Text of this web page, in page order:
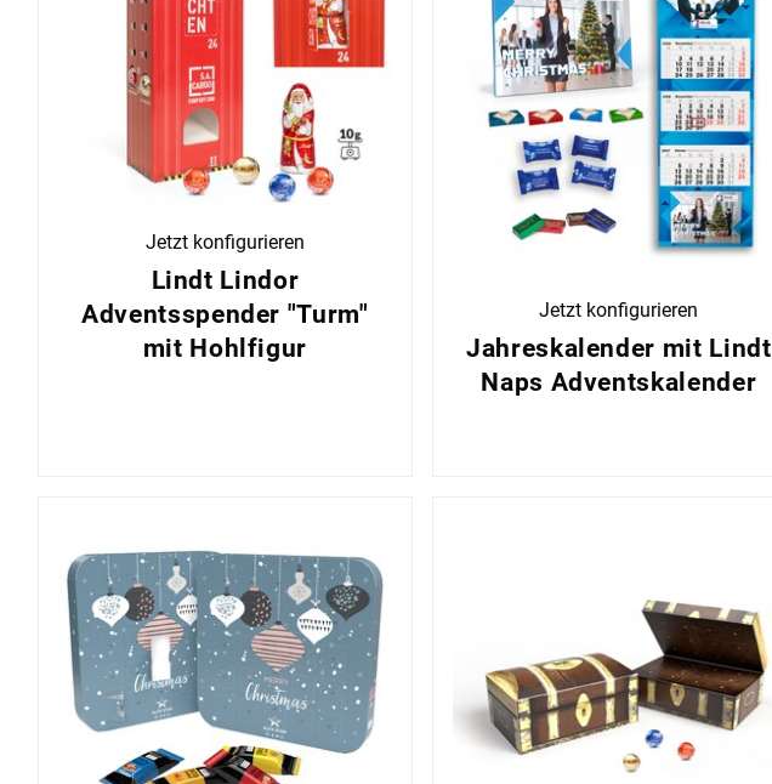
Jetzt konfigurieren
Lindt Lindor
Adventsspender "Turm"
mit Hohlfigur
Jetzt konfigurieren
Jahreskalender mit Lindt
Naps Adventskalender